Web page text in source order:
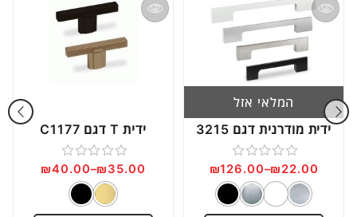
המלאי אזל
ידית מודרנית דגם 3215
דורג
0
מתוך
₪22.00
–
₪126.00
ידית T דגם C1177
דורג
מתוך
₪35.00
–
₪40.00